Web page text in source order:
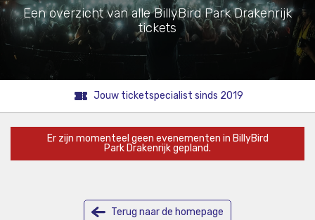
Een overzicht van alle BillyBird Park Drakenrijk
tickets
Jouw ticketspecialist sinds 2019
Er zijn momenteel geen evenementen in BillyBird
Park Drakenrijk gepland.
Terug naar de homepage